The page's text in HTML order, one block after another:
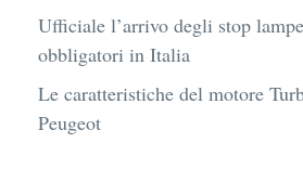
Ufficiale l’arrivo degli stop
obbligatori in Italia
Le caratteristiche del motore
Peugeot